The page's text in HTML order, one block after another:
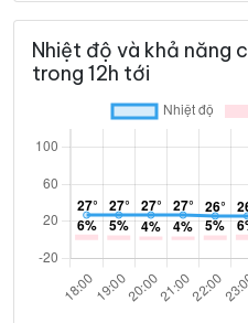
Nhiệt độ và khả năng
trong 12h tới